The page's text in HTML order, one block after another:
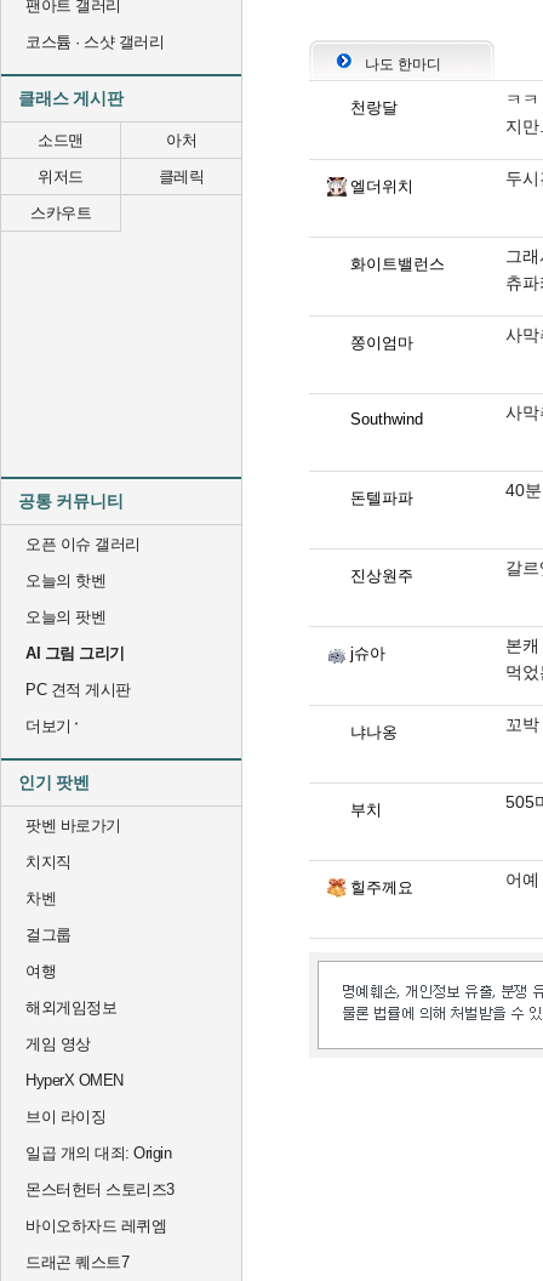
팬아트 갤러리
코스튬 · 스샷 갤러리
클래스 게시판
소드맨
아처
위저드
클레릭
스카우트
공통 커뮤니티
오픈 이슈 갤러리
오늘의 핫벤
오늘의 팟벤
AI 그림 그리기
PC 견적 게시판
더보기
인기 팟벤
팟벤 바로가기
치지직
차벤
걸그룹
여행
해외게임정보
게임 영상
HyperX OMEN
브이 라이징
일곱 개의 대죄: Origin
몬스터헌터 스토리즈3
바이오하자드 레퀴엠
드래곤 퀘스트7
나도 한마디
천랑달
ㅋ
지
엘더위치 두
화이트밸런스
그
츄
쫑이엄마 사막
Southwind 사막
돈텔파파 40
진상원주 갈
j슈아
본
먹
냐나옹 꼬
부치 505
힐주께요 어